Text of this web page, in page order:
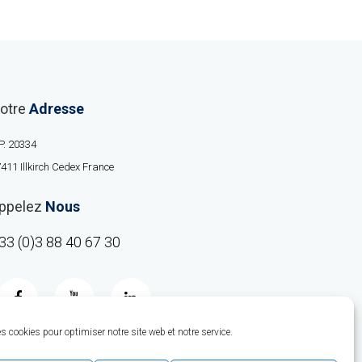
cookies pour optimiser notre site web et notre service.
Adresse
20334
Illkirch Cedex France
Nous
(0)3 88 40 67 30